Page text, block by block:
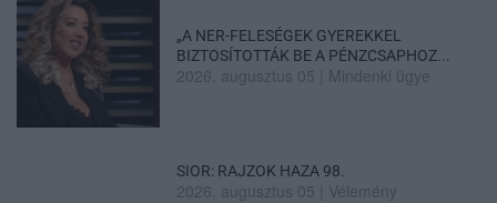
„A NER-FELESÉGEK GYEREKKEL
BIZTOSÍTOTTÁK BE A PÉNZCSAPHOZ...
2026. augusztus 05 Mindenki ügye
SIOR: RAJZOK HAZA 98.
2026. augusztus 05 Vélemény